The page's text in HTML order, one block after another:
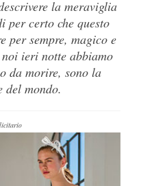
la meraviglia
per certo che questo
per sempre, magico e
ieri notte abbiamo
da morire, sono la
del mondo.